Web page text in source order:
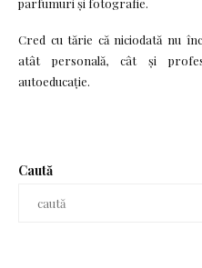
parfumuri și fotografie.
Cred cu tărie că niciodată nu
atât personală, cât și
autoeducație.
Caută